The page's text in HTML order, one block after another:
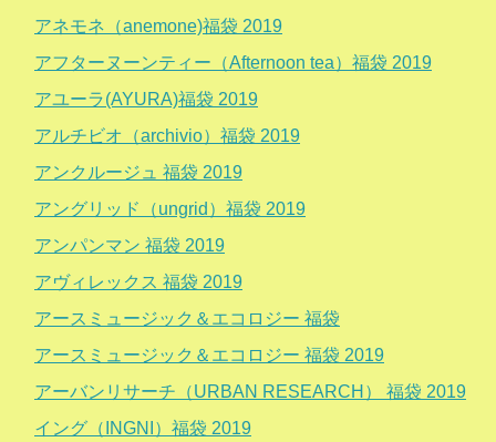
アネモネ（anemone)福袋 2019
アフターヌーンティー（Afternoon tea）福袋 2019
アユーラ(AYURA)福袋 2019
アルチビオ（archivio）福袋 2019
アンクルージュ 福袋 2019
アングリッド（ungrid）福袋 2019
アンパンマン 福袋 2019
アヴィレックス 福袋 2019
アースミュージック＆エコロジー 福袋
アースミュージック＆エコロジー 福袋 2019
アーバンリサーチ（URBAN RESEARCH） 福袋 2019
イング（INGNI）福袋 2019